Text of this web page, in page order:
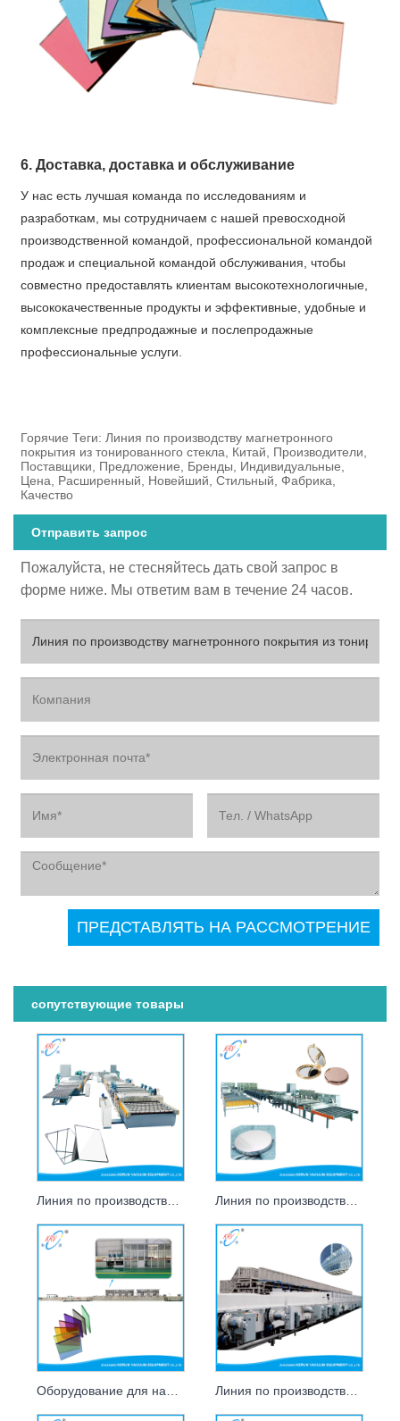
6. Доставка, доставка и обслуживание
У нас есть лучшая команда по исследованиям и
разработкам, мы сотрудничаем с нашей превосходной
производственной командой, профессиональной командой
продаж и специальной командой обслуживания, чтобы
совместно предоставлять клиентам высокотехнологичные,
высококачественные продукты и эффективные, удобные и
комплексные предпродажные и послепродажные
профессиональные услуги.
Горячие Теги: Линия по производству магнетронного
покрытия из тонированного стекла, Китай, Производители,
Поставщики, Предложение, Бренды, Индивидуальные,
Цена, Расширенный, Новейший, Стильный, Фабрика,
Качество
Отправить запрос
Пожалуйста, не стесняйтесь дать свой запрос в
форме ниже. Мы ответим вам в течение 24 часов.
сопутствующие товары
Линия по производству серебряных зеркал